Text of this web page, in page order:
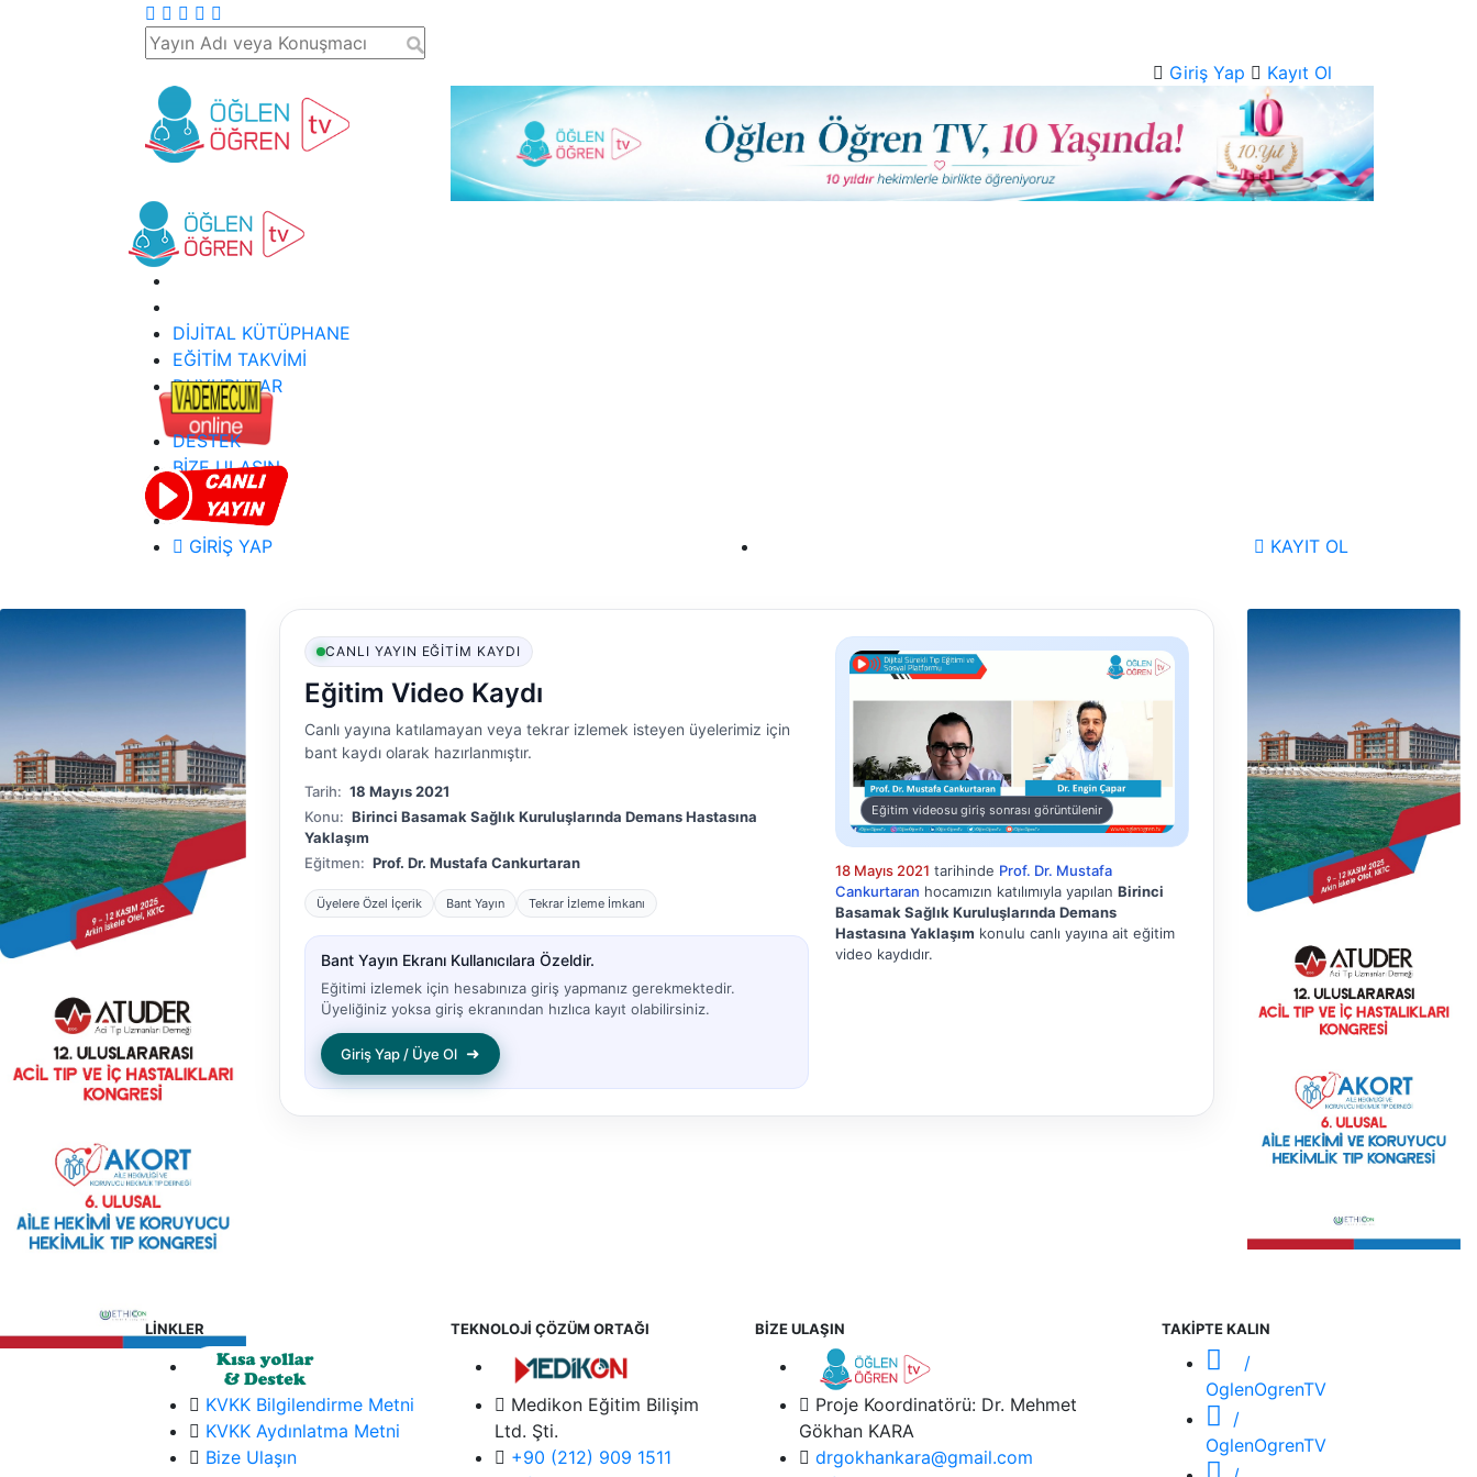
Giriş Yap Kayıt Ol
DİJİTAL KÜTÜPHANE
EĞİTİM TAKVİMİ
DUYURULAR
DESTEK
BİZE ULAŞIN
GİRİŞ YAP KAYIT OL
CANLI YAYIN EĞITIM KAYDI
Eğitim Video Kaydı
Canlı yayına katılamayan veya tekrar izlemek isteyen üyelerimiz için
bant kaydı olarak hazırlanmıştır.
Tarih: 18 Mayıs 2021
Konu: Birinci Basamak Sağlık Kuruluşlarında Demans Hastasına
Yaklaşım
Eğitmen: Prof. Dr. Mustafa Cankurtaran
Üyelere Özel İçerik Bant Yayın Tekrar İzleme İmkanı
Bant Yayın Ekranı Kullanıcılara Özeldir.
Eğitimi izlemek için hesabınıza giriş yapmanız gerekmektedir.
Üyeliğiniz yoksa giriş ekranından hızlıca kayıt olabilirsiniz.
Giriş Yap / Üye Ol ➜
Eğitim videosu giriş sonrası görüntülenir
18 Mayıs 2021 tarihinde Prof. Dr. Mustafa
Cankurtaran hocamızın katılımıyla yapılanBirinci
Basamak Sağlık Kuruluşlarında Demans
Hastasına Yaklaşım konulu canlı yayına ait eğitim
video kaydıdır.
LİNKLER
KVKK Bilgilendirme Metni
KVKK Aydınlatma Metni
Bize Ulaşın
TEKNOLOJİ ÇÖZÜM ORTAĞI
Medikon Eğitim Bilişim
Ltd. Şti.
+90 (212) 909 1511
BİZE ULAŞIN
Proje Koordinatörü: Dr. Mehmet
Gökhan KARA
drgokhankara@gmail.com
TAKİPTE KALIN
/
OglenOgrenTV
/
OglenOgrenTV